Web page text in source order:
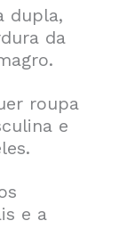
dupla,
da
roupa
e
e a